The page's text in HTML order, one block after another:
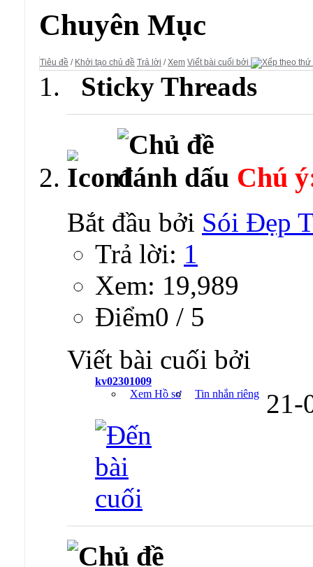
Chuyên Mục
Tiêu đề / Khởi tạo chủ đề Trả lời /Xem Viết bài cuối bởi
Sticky Threads
Chú
Bắt đầu bởi Sói Đẹp
Trả lời: 1
Xem: 19,989
Ðiểm0 / 5
Viết bài cuối bởi
kv02301009
Xem Hồ sơ
Tin nhắn riêng 21-